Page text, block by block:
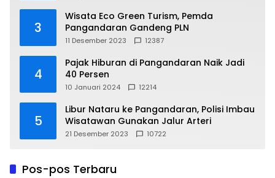
3
Wisata Eco Green Turism, Pemda
Pangandaran Gandeng PLN
11 Desember 2023 12387
4
Pajak Hiburan di Pangandaran Naik Jadi
40 Persen
10 Januari 2024 12214
5
Libur Nataru ke Pangandaran, Polisi Imbau
Wisatawan Gunakan Jalur Arteri
21 Desember 2023 10722
Pos-pos Terbaru